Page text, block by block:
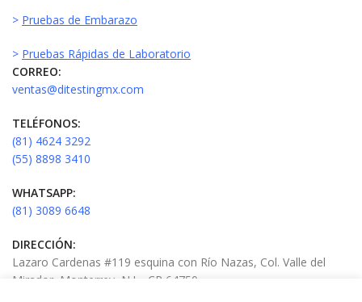
> Pruebas de Embarazo
> Pruebas Rápidas de Laboratorio
CORREO:
ventas@ditestingmx.com
TELÉFONOS:
(81) 4624 3292
(55) 8898 3410
WHATSAPP:
(81) 3089 6648
DIRECCIÓN:
Lazaro Cardenas #119 esquina con Río Nazas, Col. Valle del
Mirador, Monterrey, N.L., CP 64750